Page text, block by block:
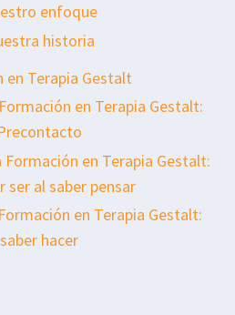
enfoque
historia
en Terapia Gestalt
en Terapia Gestalt:
Formación en Terapia Gestalt:
ser al saber pensar
en Terapia Gestalt:
saber hacer